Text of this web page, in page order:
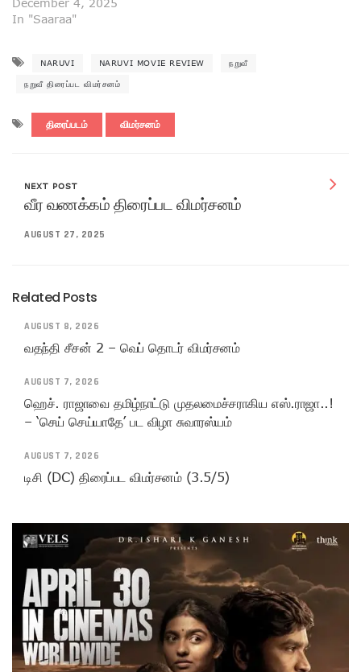
December 4, 2025
In "Saaraa"
NARUVI NARUVI MOVIE REVIEW நறுவீ
நறுவீ திரைப்பட விமர்சனம்
திரைப்படம் விமர்சனம்
NEXT POST
வீர வணக்கம் திரைப்பட விமர்சனம்
AUGUST 27, 2025
Related Posts
AUGUST 8, 2026
வதந்தி சீசன் 2 – வெப் தொடர் விமர்சனம்
AUGUST 7, 2026
ஹெச். ராஜாவை தமிழ்நாட்டு முதலமைச்சராகிய எஸ்.ராஜா..!
– ‘செய் செய்யாதே’ பட விழா சுவாரஸ்யம்
AUGUST 7, 2026
டிசி (DC) திரைப்பட விமர்சனம் (3.5/5)